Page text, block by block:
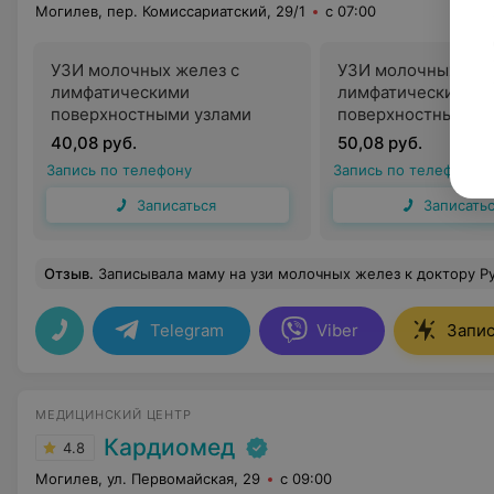
Могилев, пер. Комиссариатский, 29/1 с 07:00
УЗИ молочных желез с
лимфатическими
поверхностными узлами
40,08 руб.
Запись по телефону
Записаться
УЗИ молочных
лимфатическими
поверхностными
эластографией
50,08 руб.
Запись по телефону
Отзыв. Записывала маму на узи молочных желез к доктору Руденко. Очень довольны приемом, врач квалифицированный и приятный. Все внимательно посмотрела, разъяснила. Девушка администратор тоже приятная, помогла найти время в ближайшие дни, на
Telegram Viber
МЕДИЦИНСКИЙ ЦЕНТР
4.8 Кардиомед
Могилев, ул. Первомайская, 29 с 09:00